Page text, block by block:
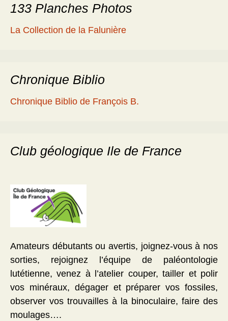
133 Planches Photos
La Collection de la Falunière
Chronique Biblio
Chronique Biblio de François B.
Club géologique Ile de France
Amateurs débutants ou avertis, joignez-vous à nos
sorties, rejoignez l’équipe de paléontologie
lutétienne, venez à l’atelier couper, tailler et polir
vos minéraux, dégager et préparer vos fossiles,
observer vos trouvailles à la binoculaire, faire des
moulages….